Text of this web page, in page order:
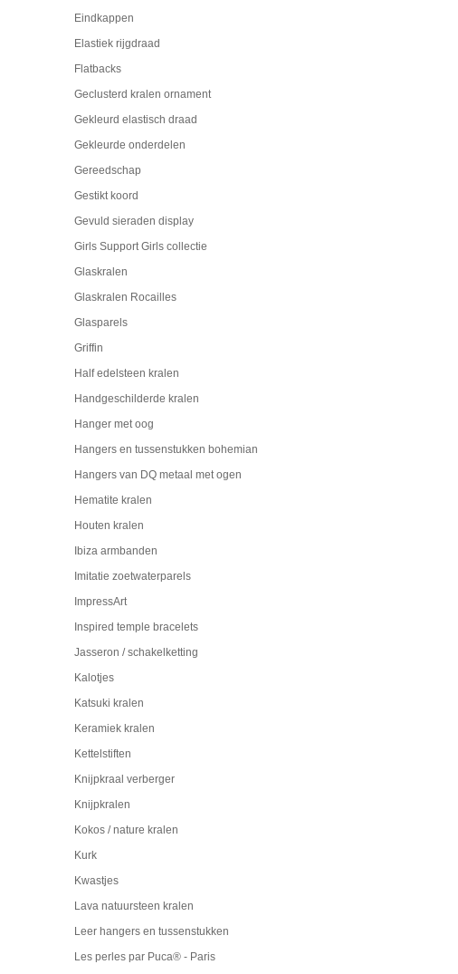
Eindkappen
Elastiek rijgdraad
Flatbacks
Geclusterd kralen ornament
Gekleurd elastisch draad
Gekleurde onderdelen
Gereedschap
Gestikt koord
Gevuld sieraden display
Girls Support Girls collectie
Glaskralen
Glaskralen Rocailles
Glasparels
Griffin
Half edelsteen kralen
Handgeschilderde kralen
Hanger met oog
Hangers en tussenstukken bohemian
Hangers van DQ metaal met ogen
Hematite kralen
Houten kralen
Ibiza armbanden
Imitatie zoetwaterparels
ImpressArt
Inspired temple bracelets
Jasseron / schakelketting
Kalotjes
Katsuki kralen
Keramiek kralen
Kettelstiften
Knijpkraal verberger
Knijpkralen
Kokos / nature kralen
Kurk
Kwastjes
Lava natuursteen kralen
Leer hangers en tussenstukken
Les perles par Puca® - Paris